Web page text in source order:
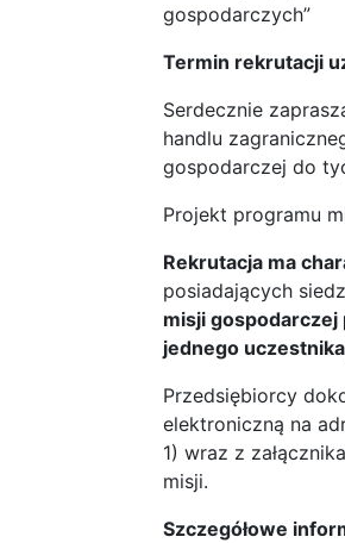
gospodarczych”
Termin rekrutacji
Serdecznie
handlu
gospodarczej do
Projekt programu
Rekrutacja ma
posiadających
misji gospodarczej
jednego
Przedsiębiorcy
elektroniczną na
1) wraz z
misji.
Szczegółowe